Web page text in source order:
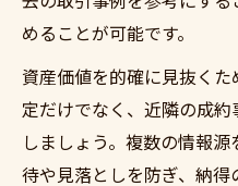
めることが可能です。
資産価値を的確に見抜く
定だけでなく、近隣の成
しましょう。複数の情報
待や見落としを防ぎ、納